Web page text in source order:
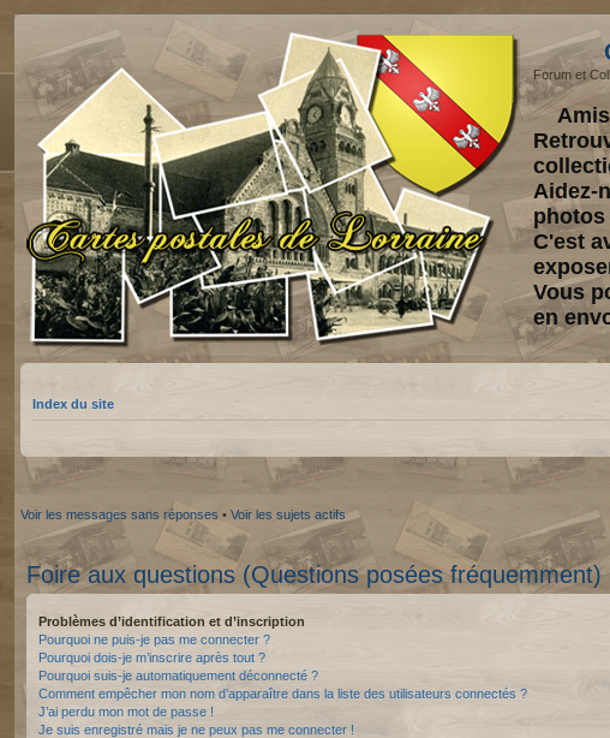
Forum et
Amis
Aidez-
photos
C'est
Vous
en
Index du site
Voir les messages sans réponses • Voir les sujets actifs
Foire aux questions (Questions posées fréquemment)
Problèmes d’identification et d’inscription
Pourquoi ne puis-je pas me connecter ?
Pourquoi dois-je m’inscrire après tout ?
Pourquoi suis-je automatiquement déconnecté ?
Comment empêcher mon nom d’apparaître dans la liste des utilisateurs connectés ?
J’ai perdu mon mot de passe !
Je suis enregistré mais je ne peux pas me connecter !